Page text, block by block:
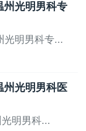
州光明男科专
光明男科专...
州光明男科医
明男科...